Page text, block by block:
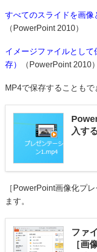
すべてのスライドを画像
（PowerPoint 2010）
イメージファイルとし
存）
（PowerPoint 2010）
MP4で保存することもで
入す
［PowerPoint画像化プ
ます。
ファ
［画